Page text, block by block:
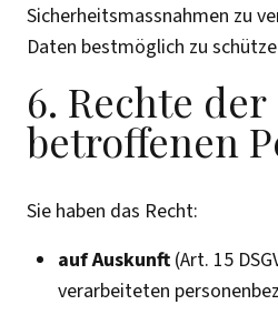
Sicherheitsmassnahmen zu
Daten bestmöglich zu
6. Rechte der
betroffenen
Sie haben das Recht:
auf Auskunft (Art. 15
verarbeiteten